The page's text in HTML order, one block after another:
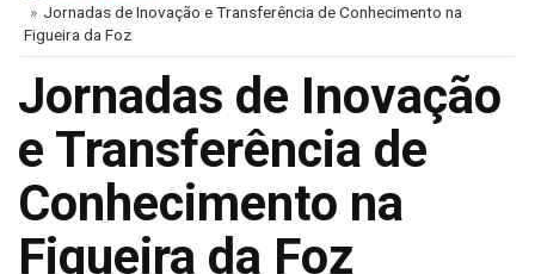
Jornadas de Inovação e Transferência de Conhecimento na
Figueira da Foz
Jornadas de Inovação
e Transferência de
Conhecimento na
Figueira da Foz